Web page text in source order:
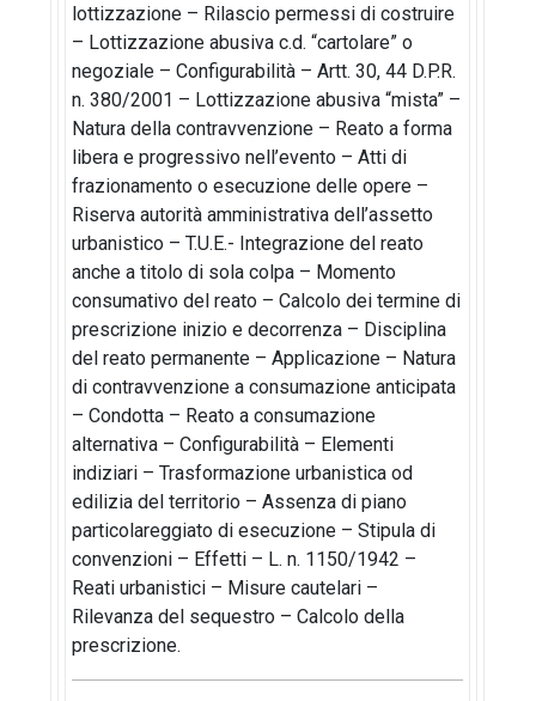
lottizzazione – Rilascio permessi di costruire
– Lottizzazione abusiva c.d. “cartolare” o
negoziale – Configurabilità – Artt. 30, 44 D.P.R.
n. 380/2001 – Lottizzazione abusiva “mista” –
Natura della contravvenzione – Reato a forma
libera e progressivo nell’evento – Atti di
frazionamento o esecuzione delle opere –
Riserva autorità amministrativa dell’assetto
urbanistico – T.U.E.- Integrazione del reato
anche a titolo di sola colpa – Momento
consumativo del reato – Calcolo dei termine di
prescrizione inizio e decorrenza – Disciplina
del reato permanente – Applicazione – Natura
di contravvenzione a consumazione anticipata
– Condotta – Reato a consumazione
alternativa – Configurabilità – Elementi
indiziari – Trasformazione urbanistica od
edilizia del territorio – Assenza di piano
particolareggiato di esecuzione – Stipula di
convenzioni – Effetti – L. n. 1150/1942 –
Reati urbanistici – Misure cautelari –
Rilevanza del sequestro – Calcolo della
prescrizione.